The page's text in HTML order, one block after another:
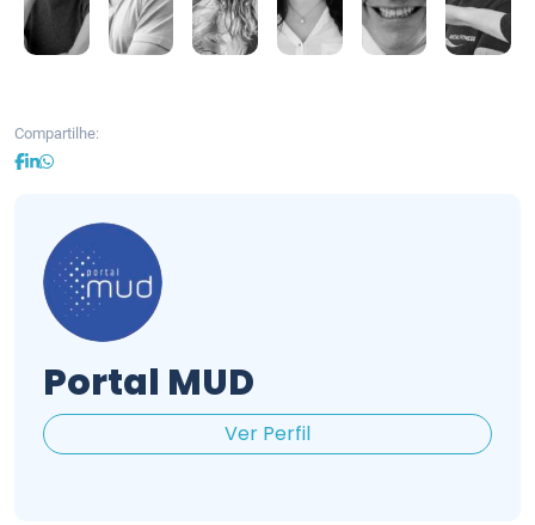
Compartilhe:
Portal MUD
Ver Perfil